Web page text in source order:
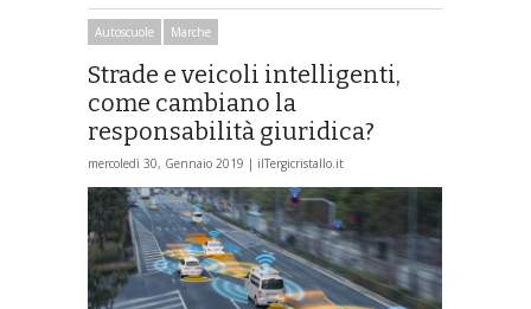
Autoscuole Marche
Strade e veicoli intelligenti,
come cambiano la
responsabilità giuridica?
mercoledì 30, Gennaio 2019 | ilTergicristallo.it